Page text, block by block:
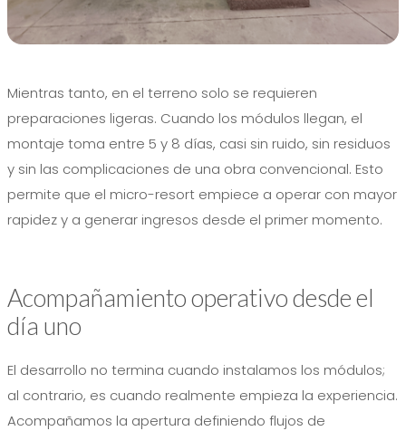
Mientras tanto, en el terreno solo se requieren
preparaciones ligeras. Cuando los módulos llegan, el
montaje toma entre 5 y 8 días, casi sin ruido, sin residuos
y sin las complicaciones de una obra convencional. Esto
permite que el micro-resort empiece a operar con mayor
rapidez y a generar ingresos desde el primer momento.
Acompañamiento operativo desde el
día uno
El desarrollo no termina cuando instalamos los módulos;
al contrario, es cuando realmente empieza la experiencia.
Acompañamos la apertura definiendo flujos de